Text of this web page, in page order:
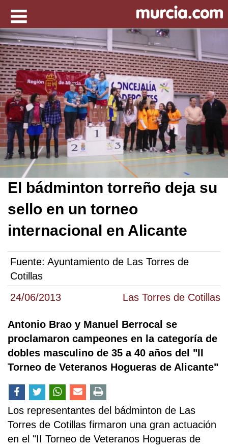
24/06/2013 Las Torres de Cotillas
El bádminton torreño deja su
sello en un torneo
internacional en Alicante
Fuente: Ayuntamiento de Las Torres de
Cotillas
Antonio Brao y Manuel Berrocal se
proclamaron campeones en la categoría de
dobles masculino de 35 a 40 años del "II
Torneo de Veteranos Hogueras de Alicante"
Los representantes del bádminton de Las
Torres de Cotillas firmaron una gran actuación
en el "II Torneo de Veteranos Hogueras de